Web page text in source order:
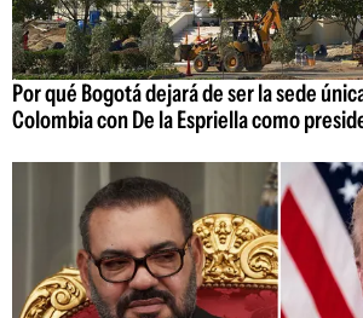
Por qué Bogotá dejará de ser la sede
Colombia con De la Espriella como